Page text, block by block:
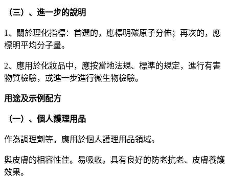
（三）、進一步的說明
1、關於理化指標：首選的，應標明碳原子分佈；再次的，應
標明平均分子量。
2、應用於化妝品中，應按當地法規、標準的規定，進行有害
物質檢驗，或進一步進行微生物檢驗。
用途及示例配方
（一）、個人護理用品
作為調理劑等，應用於個人護理用品領域。
與皮膚的相容性佳。易吸收。具有良好的防老抗老、皮膚養護
效果。